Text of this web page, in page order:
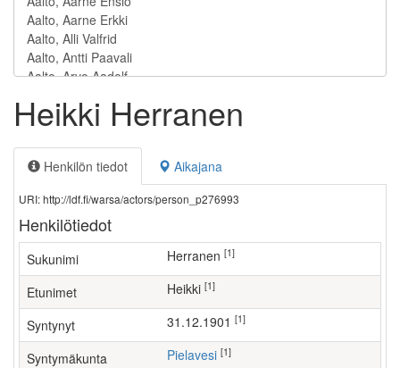
Heikki Herranen
Henkilön tiedot Aikajana
URI: http://ldf.fi/warsa/actors/person_p276993
Henkilötiedot
Sukunimi Herranen [1]
Etunimet Heikki [1]
Syntynyt 31.12.1901 [1]
Syntymäkunta Pielavesi [1]